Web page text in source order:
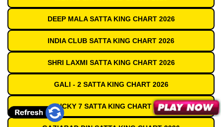
DEEP MALA SATTA KING CHART 2026
INDIA CLUB SATTA KING CHART 2026
SHRI LAXMI SATTA KING CHART 2026
GALI - 2 SATTA KING CHART 2026
LUCKY 7 SATTA KING CHART 2026